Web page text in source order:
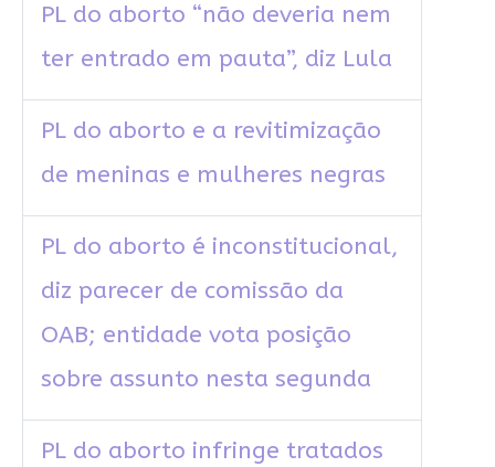
PL do aborto “não deveria nem
ter entrado em pauta”, diz Lula
PL do aborto e a revitimização
de meninas e mulheres negras
PL do aborto é inconstitucional,
diz parecer de comissão da
OAB; entidade vota posição
sobre assunto nesta segunda
PL do aborto infringe tratados